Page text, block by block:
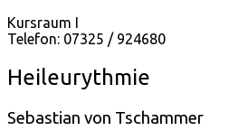
Kursraum I
Telefon: 07325 / 924680
Heileurythmie
Sebastian von Tschammer